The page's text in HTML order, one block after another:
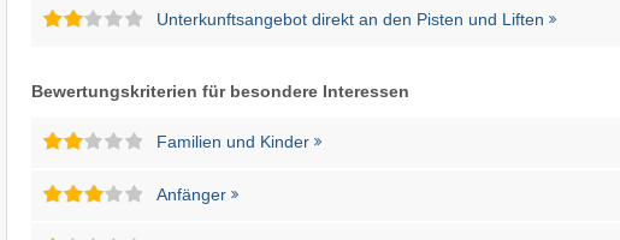
Unterkunftsangebot direkt an den Pisten und Liften
Bewertungskriterien für besondere Interessen
Familien und Kinder
Anfänger